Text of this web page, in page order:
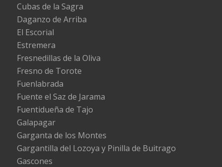
Cubas de la Sagra
Daganzo de Arriba
El Escorial
Estremera
Fresnedillas de la Oliva
Fresno de Torote
Fuenlabrada
Fuente el Saz de Jarama
Fuentidueña de Tajo
Galapagar
Garganta de los Montes
Gargantilla del Lozoya y Pinilla de Buitrago
Gascones